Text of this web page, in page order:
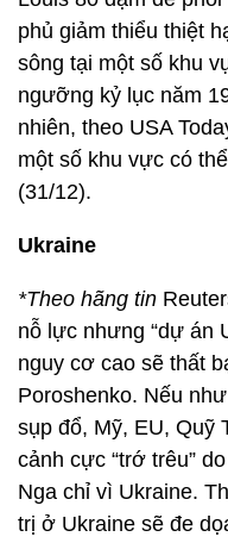
phủ giảm thiểu thiệt
sông tại một số khu
ngưỡng kỷ lục năm
nhiên, theo USA
một số khu vực có
(31/12).
Ukraine
*Theo hãng tin
nỗ lực nhưng “dự án
nguy cơ cao sẽ thất
Poroshenko. Nếu
sụp đổ, Mỹ, EU, Quỹ
cảnh cực “trớ trêu”
Nga chỉ vì Ukraine.
trị ở Ukraine sẽ đe